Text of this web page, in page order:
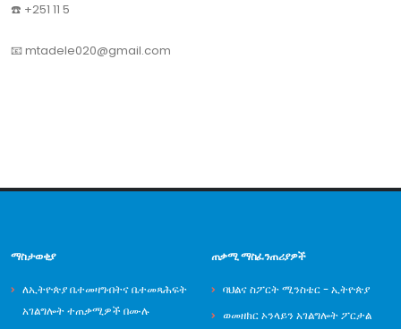
☎️ +251 11 5
📧 mtadele020@gmail.com
ማስታወቂያ
ለኢትዮጵያ ቤተመዛግብትና ቤተመጻሕፍት
አገልግሎት ተጠቃሚዎች በሙሉ
ጠቃሚ ማስፈንጠሪያዎች
ባህልና ስፖርት ሚንስቴር - ኢትዮጵያ
ወመዘክር ኦንላይን አገልግሎት ፖርታል